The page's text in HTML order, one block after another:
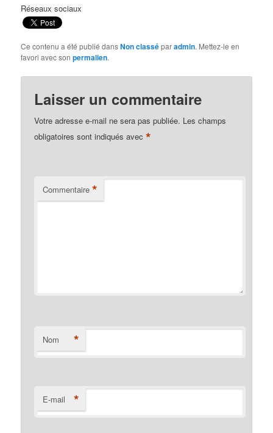
Réseaux sociaux
Ce contenu a été publié dansNon classéparadmin. Mettez-le en
favori avec sonpermalien.
Laisser un commentaire
Votre adresse e-mail ne sera pas publiée. Les champs
obligatoires sont indiqués avec*
Commentaire *
Nom *
E-mail *